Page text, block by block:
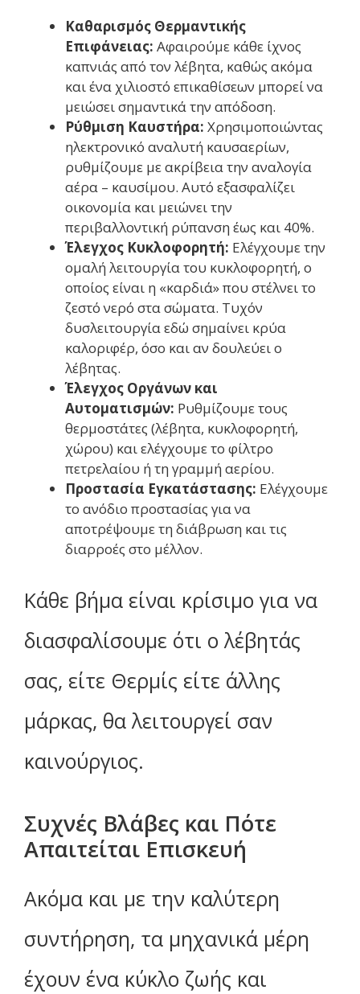
Καθαρισμός Θερμαντικής
Επιφάνειας: Αφαιρούμε κάθε ίχνος
καπνιάς από τον λέβητα, καθώς ακόμα
και ένα χιλιοστό επικαθίσεων μπορεί να
μειώσει σημαντικά την απόδοση.
Ρύθμιση Καυστήρα: Χρησιμοποιώντας
ηλεκτρονικό αναλυτή καυσαερίων,
ρυθμίζουμε με ακρίβεια την αναλογία
αέρα – καυσίμου. Αυτό εξασφαλίζει
οικονομία και μειώνει την
περιβαλλοντική ρύπανση έως και 40%.
Έλεγχος Κυκλοφορητή: Ελέγχουμε την
ομαλή λειτουργία του κυκλοφορητή, ο
οποίος είναι η «καρδιά» που στέλνει το
ζεστό νερό στα σώματα. Τυχόν
δυσλειτουργία εδώ σημαίνει κρύα
καλοριφέρ, όσο και αν δουλεύει ο
λέβητας.
Έλεγχος Οργάνων και
Αυτοματισμών: Ρυθμίζουμε τους
θερμοστάτες (λέβητα, κυκλοφορητή,
χώρου) και ελέγχουμε το φίλτρο
πετρελαίου ή τη γραμμή αερίου.
Προστασία Εγκατάστασης: Ελέγχουμε
το ανόδιο προστασίας για να
αποτρέψουμε τη διάβρωση και τις
διαρροές στο μέλλον.
Κάθε βήμα είναι κρίσιμο για να
διασφαλίσουμε ότι ο λέβητάς
σας, είτε Θερμίς είτε άλλης
μάρκας, θα λειτουργεί σαν
καινούργιος.
Συχνές Βλάβες και Πότε
Απαιτείται Επισκευή
Ακόμα και με την καλύτερη
συντήρηση, τα μηχανικά μέρη
έχουν ένα κύκλο ζωής και